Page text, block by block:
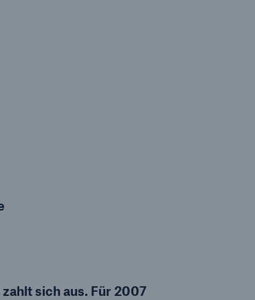
sich aus. Für 2007